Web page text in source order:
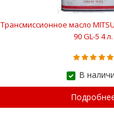
Трансмиссионное масло
90 GL-5 4 л.
В